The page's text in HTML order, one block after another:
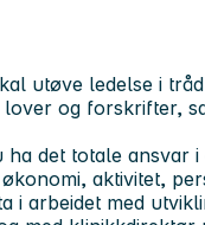
utøve ledelse i
og forskrifter,
ha det totale ansvar
aktivitet,
i arbeidet med